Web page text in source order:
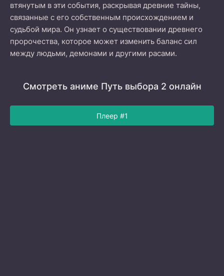
втянутым в эти события, раскрывая древние тайны,
связанные с его собственным происхождением и
судьбой мира. Он узнает о существовании древнего
пророчества, которое может изменить баланс сил
между людьми, демонами и другими расами.
Смотреть аниме Путь выбора 2 онлайн
Плеер #1